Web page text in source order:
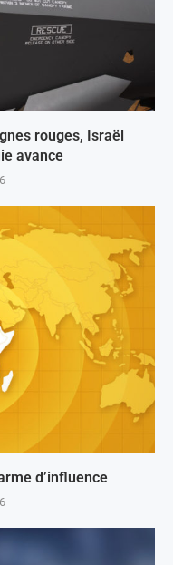
rouges, Israël
avance
d’influence